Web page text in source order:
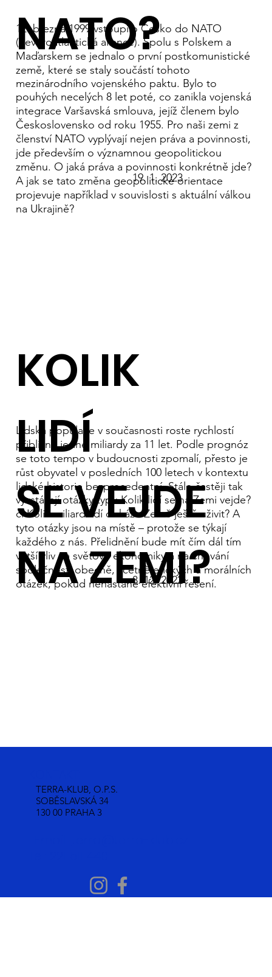
12. března 1999 vstoupilo Česko do NATO
(Severoatlantická aliance). Spolu s Polskem a
Maďarskem se jednalo o první postkomunistické
země, které se staly součástí tohoto
mezinárodního vojenského paktu. Bylo to
pouhých necelých 8 let poté, co zanikla vojenská
integrace Varšavská smlouva, jejíž členem bylo
Československo od roku 1955. Pro naši zemi z
členství NATO vyplývají nejen práva a povinnosti,
jde především o významnou geopolitickou
změnu. O jaká práva a povinnosti konkrétně jde?
A jak se tato změna geopolitické orientace
projevuje například v souvislosti s aktuální válkou
na Ukrajině?
NATO?
19. 1. 2023
Lidská populace v současnosti roste rychlostí
přibližně jedné miliardy za 11 let. Podle prognóz
se toto tempo v budoucnosti zpomalí, přesto je
růst obyvatel v posledních 100 letech v kontextu
lidské historie bezprecedentní. Stále častěji tak
vyvstávají otázky typu Kolik lidí se na Zemi vejde?
či Kolik miliard lidí dokáže Země ještě uživit? A
tyto otázky jsou na místě – protože se týkají
každého z nás. Přelidnění bude mít čím dál tím
větší vliv na světové ekonomiky a na chování
společnosti obecně, včetně etických a morálních
otázek, pokud nenastane efektivní řešení.
KOLIK
LIDÍ
SE VEJDE
NA ZEMI?
8. 12. 2022
TERRA-KLUB, O.P.S.
SOBĚSLAVSKÁ 34
130 00 PRAHA 3